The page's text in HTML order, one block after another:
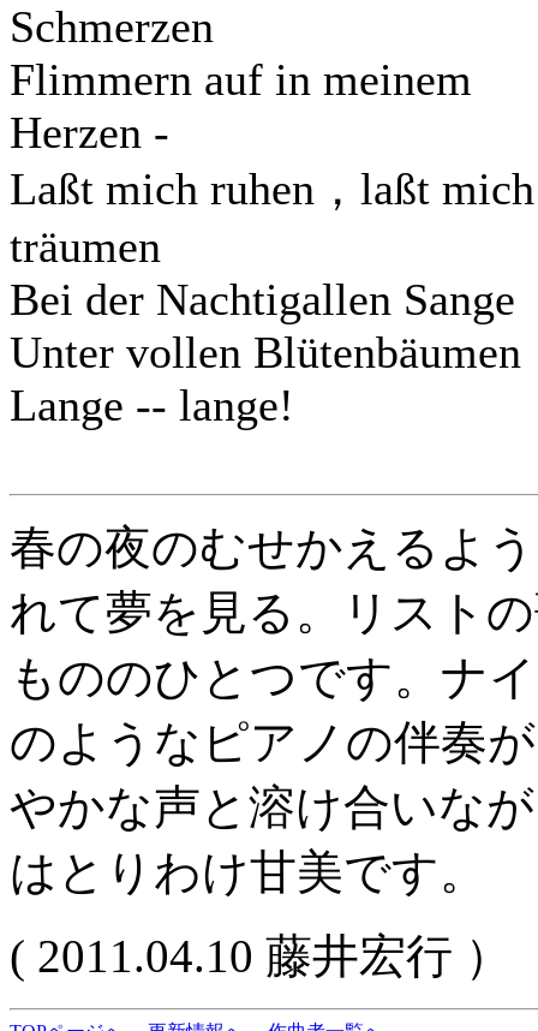
Schmerzen
Flimmern auf in meinem
Herzen -
Laßt mich ruhen，laßt mich
träumen
Bei der Nachtigallen Sange
Unter vollen Blütenbäumen
Lange -- lange!
春の夜のむせかえるよ
れて夢を見る。リスト
もののひとつです。ナ
のようなピアノの伴奏
やかな声と溶け合いな
はとりわけ甘美です。
( 2011.04.10 藤井宏行 ）